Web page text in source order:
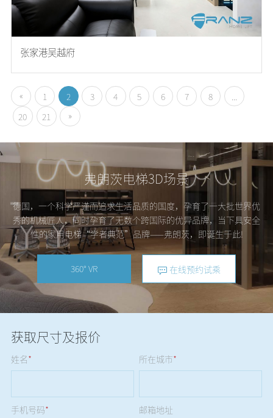
张家港吴越府
« 1 2 3 4 5 6 7 8
20
21 »
弗朗茨电梯3D场景
德国，一个科学严谨而追求生活品质的国度，孕育了一大批世界优
秀的机械匠人，同时孕育了无数个跨国际的优异品牌，当下具安全
性的家用电梯“学者典范”品牌——弗朗茨，即诞生于此!
360° VR 在线预约试乘
获取尺寸及报价
姓名* 所在城市*
手机号码* 邮箱地址